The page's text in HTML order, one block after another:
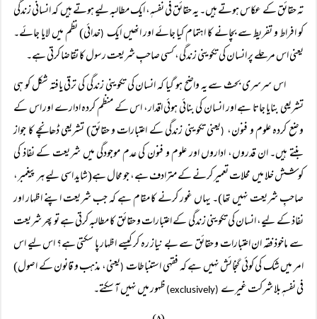
تہ حقائق کے عکاس ہوتے ہیں۔ یہ حقائق فی نفسہٖ، ایک مطالبہ لیے ہوتے ہیں کہ انسانی زندگی
کو افراط و تفریط سے بچانے کا اہتمام کیا جائے اور انھیں ایک (خدائی) نظم میں لایا جائے۔
یعنی اس مرحلے پر انسان کی تکوینی زندگی، کسی صاحبِ شریعت رسول کا تقاضا کرتی ہے۔
اس سرسری بحث سے یہ واضح ہو گیا کہ انسان کی تکوینی زندگی کی ترقی یافتہ شکل کو ہی
تشریعی بنایا جاتا ہے اور انسان کی بنائی ہوئی اقدار، اس کے منظم کردہ ادارے اور اس کے
وضع کردہ علوم و فنون، (یعنی تکوینی زندگی کے اعتبارات و حقائق) تشریعی ڈھانچے کا جواز
بنتے ہیں۔ ان قدروں، اداروں اور علوم و فنون کی عدم موجودگی میں شریعت کے نفاذ کی
کوشش خلا میں محلات تعمیر کرنے کے مترادف ہے، جو محال ہے(شاید اسی لیے ہر پیغمبر،
صاحبِ شریعت نہیں تھا)۔ یہاں غور کرنے کا مقام ہے کہ جب شریعت اپنے اظہار اور
نفاذ کے لیے، انسان کی تکوینی زندگی کے اعتبارات و حقائق کا مطالبہ کرتی ہے تو پھر شریعت
سے ماخوذ فقہ ان اعتبارات و حقائق سے بے نیاز رہ کر کیسے اظہار پا سکتی ہے؟ اس لیے اس
امر میں شک کی کوئی گنجائش نہیں ہے کہ فقہی استنباطات (یعنی، مذہب و قانون کے اصول)
فی نفسہٖ بلا شرکت غیرے (exclusively)
ظہور میں نہیں آ سکتے۔